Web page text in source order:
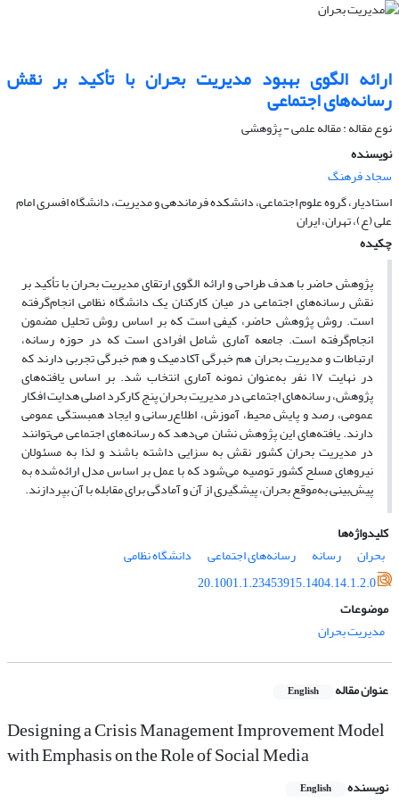
ارائه الگوی بهبود مدیریت بحران با تأکید بر نقش
رسانه‌های اجتماعی
نوع مقاله : مقاله علمی - پژوهشی
نویسنده
سجاد فرهنگ
استادیار، گروه علوم اجتماعی، دانشکده فرماندهی و مدیریت، دانشگاه افسری امام
علی (ع)، تهران، ایران
چکیده
پژوهش حاضر با هدف طراحی و ارائه الگوی ارتقای مدیریت بحران با تأکید بر
نقش رسانه‌های اجتماعی در میان کارکنان یک دانشگاه نظامی انجام‌گرفته
است. روش پژوهش حاضر، کیفی است که بر اساس روش تحلیل مضمون
انجام‌گرفته است. جامعه آماری شامل افرادی است که در حوزه رسانه،
ارتباطات و مدیریت بحران هم خبرگی آکادمیک و هم خبرگی تجربی دارند که
در نهایت ۱۷ نفر به‌عنوان نمونه آماری انتخاب شد. بر اساس یافته‌های
پژوهش، رسانه‌های اجتماعی در مدیریت بحران پنج کارکرد اصلی هدایت افکار
عمومی، رصد و پایش محیط، آموزش، اطلاع‌رسانی و ایجاد همبستگی عمومی
دارند. یافته‌های این پژوهش نشان می‌دهد که رسانه‌های اجتماعی می‌توانند
در مدیریت بحران کشور نقش به سزایی داشته باشند و لذا به مسئولان
نیروهای مسلح کشور توصیه می‌شود که با عمل بر اساس مدل ارائه‌شده به
پیش‌بینی به‌موقع بحران، پیشگیری از آن و آمادگی برای مقابله با آن بپردازند.
کلیدواژه‌ها
بحران
رسانه‌ رسانه‌های اجتماعی
دانشگاه نظامی
20.1001.1.23453915.1404.14.1.2.0
موضوعات
مدیریت بحران
عنوان مقاله English
Designing a Crisis Management Improvement Model
with Emphasis on the Role of Social Media
نویسنده English